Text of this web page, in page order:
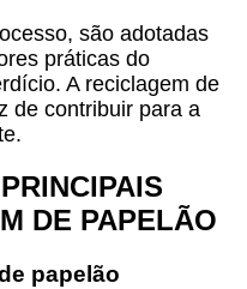
são adotadas
práticas do
A reciclagem de
de contribuir para a
DE PAPELÃO
papelão